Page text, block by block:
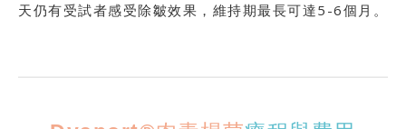
天仍有受試者感受除皺效果，維持期最長可達5-6個月。